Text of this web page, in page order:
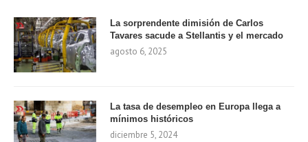
La sorprendente dimisión de Carlos
Tavares sacude a Stellantis y el mercado
agosto 6, 2025
La tasa de desempleo en Europa llega a
mínimos históricos
diciembre 5, 2024